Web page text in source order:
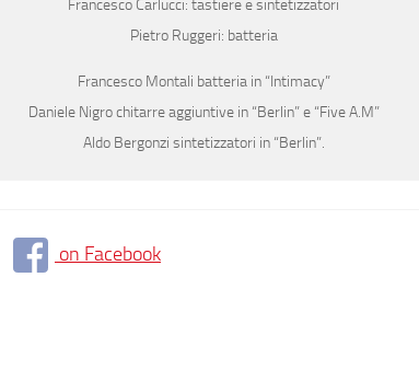
Francesco Carlucci: tastiere e sintetizzatori
Pietro Ruggeri: batteria
Francesco Montali batteria in “Intimacy”
Daniele Nigro chitarre aggiuntive in “Berlin” e “Five A.M”
Aldo Bergonzi sintetizzatori in “Berlin”.
on Facebook